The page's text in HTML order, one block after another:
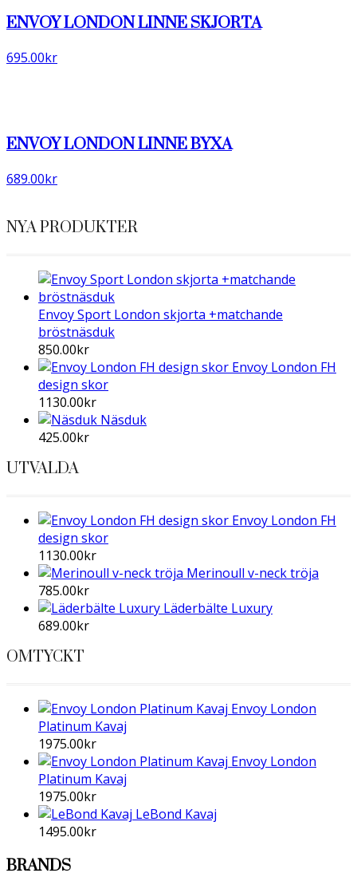
på
olika
kan
ENVOY LONDON LINNE SKJORTA
695.00kr
ENVOY LONDON LINNE BYXA
689.00kr
NYA PRODUKTER
Envoy Sport London skjorta +matchande
bröstnäsduk
850.00kr
Envoy London FH
design skor
1130.00kr
Näsduk
425.00kr
UTVALDA
Envoy London FH
design skor
1130.00kr
Merinoull v-neck tröja
785.00kr
Läderbälte Luxury
689.00kr
OMTYCKT
Envoy London
Platinum Kavaj
1975.00kr
Envoy London
Platinum Kavaj
1975.00kr
LeBond Kavaj
1495.00kr
BRANDS